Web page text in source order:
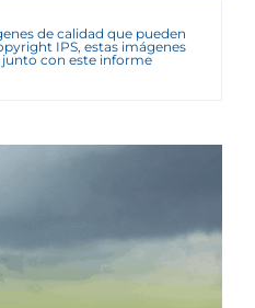
de calidad que pueden
IPS, estas imágenes
con este informe